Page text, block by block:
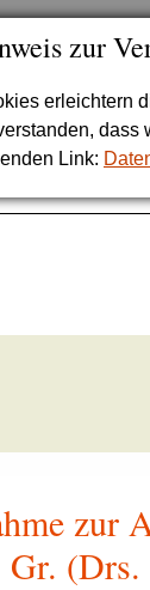
zur
erleichtern
dass
Link:
zur
Gr.